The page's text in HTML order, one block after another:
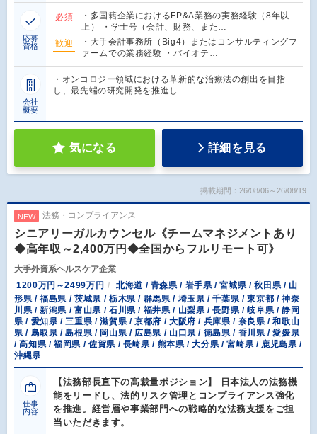
応募
資格
必須
・多国籍企業におけるFP&A業務の実務経験（8年以
上） ・学士号（会計、財務、また…
歓迎
・大手会計事務所（Big4）またはコンサルティングフ
ァームでの業務経験 ・バイオテ…
会社
概要
・オンコロジー領域における革新的な治療法の創出を目指
し、最先端の研究開発を推進し…
気になる 詳細を見る
掲載期間：26/08/06～26/08/19
NEW 法務・コンプライアンス
シニアリーガルカウンセル《チームマネジメントあり
◆高年収～2,400万円◆全国からフルリモート可》
大手外資系ヘルスケア企業
1200万円～2499万円
北海道 / 青森県 / 岩手県 / 宮城県 / 秋田県 / 山
形県 / 福島県 / 茨城県 / 栃木県 / 群馬県 / 埼玉県 / 千葉県 / 東京都 / 神奈
川県 / 新潟県 / 富山県 / 石川県 / 福井県 / 山梨県 / 長野県 / 岐阜県 / 静岡
県 / 愛知県 / 三重県 / 滋賀県 / 京都府 / 大阪府 / 兵庫県 / 奈良県 / 和歌山
県 / 鳥取県 / 島根県 / 岡山県 / 広島県 / 山口県 / 徳島県 / 香川県 / 愛媛県
/ 高知県 / 福岡県 / 佐賀県 / 長崎県 / 熊本県 / 大分県 / 宮崎県 / 鹿児島県 /
沖縄県
仕事
内容
【法務部長直下の高裁量ポジション】 日本法人の法務機
能をリードし、法的リスク管理とコンプライアンス強化
を推進。経営層や事業部門への戦略的な法務支援をご担
当いただきます。